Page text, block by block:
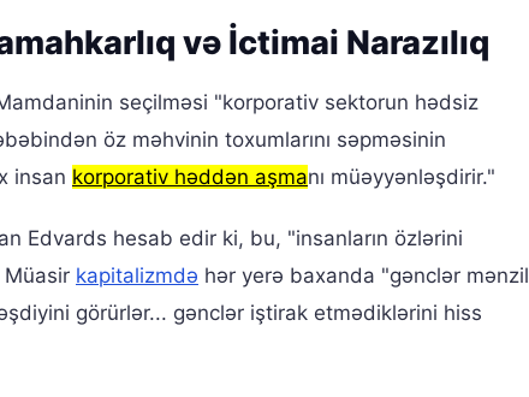
və İctimai Narazılıq
seçilməsi "korporativ sektorun hədsiz
öz məhvinin toxumlarını səpməsinin
insan korporativ həddən aşmanı müəyyənləşdirir."
Edvards hesab edir ki, bu, "insanların özlərini
kapitalizmdə hər yerə baxanda "gənclər mənzil
görürlər... gənclər iştirak etmədiklərini hiss